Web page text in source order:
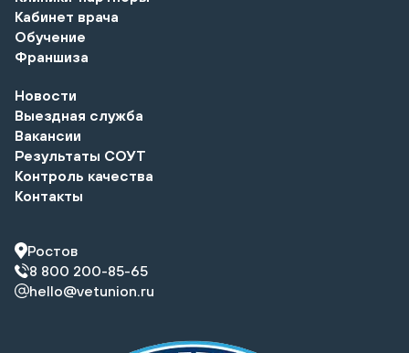
Кабинет врача
Обучение
Франшиза
Новости
Выездная служба
Вакансии
Результаты СОУТ
Контроль качества
Контакты
Ростов
8 800 200-85-65
hello@vetunion.ru